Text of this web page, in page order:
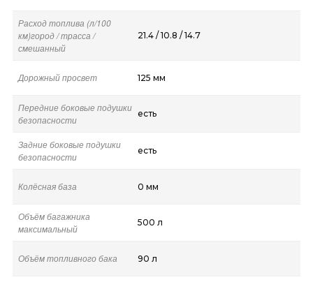
Расход топлива (л/100
км)город / трасса /
смешанный
21.4 / 10.8 / 14.7
Дорожный просвет 125 мм
Передние боковые подушки
безопасности
есть
Задние боковые подушки
безопасности
есть
Колёсная база 0 мм
Объём багажника
максимальный
500 л
Объём топливного бака 90 л